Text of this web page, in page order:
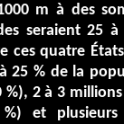
m à des
seraient 25
ces quatre
25 % de la
%), 2 à 3
et plusieurs